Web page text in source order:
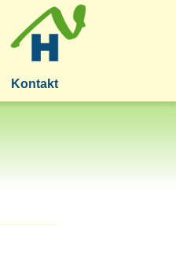
Kontakt